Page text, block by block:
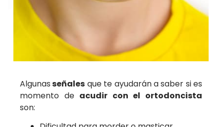
Algunasseñales que te ayudarán a saber si es
momento de acudir con el ortodoncista
son: